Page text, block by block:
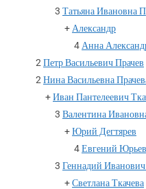
3 Татьяна Ивановна
+ Александр
4 Анна
2 Петр Васильевич Прачев
2 Нина Васильевна
+Иван Пантелеевич
3 Валентина
+Юрий Дегтярев
4Евгений
3 Геннадий Иванович
+Светлана Ткачева